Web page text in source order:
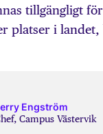
tillgängligt
platser i landet,
Engström
Campus Västervik